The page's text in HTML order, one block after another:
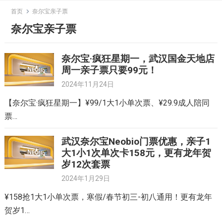
content
首页 奈尔宝亲子票
奈尔宝亲子票
奈尔宝·疯狂星期一，武汉国金天地店
周一亲子票只要99元！
2024年11月24日
【奈尔宝·疯狂星期一】¥99/1大1小单次票、¥29.9成人陪同
票…
武汉奈尔宝Neobio门票优惠，亲子1
大1小1次单次卡158元，更有龙年贺
岁12次套票
2024年1月29日
¥158抢1大1小单次票，寒假/春节初三-初八通用！更有龙年
贺岁1…